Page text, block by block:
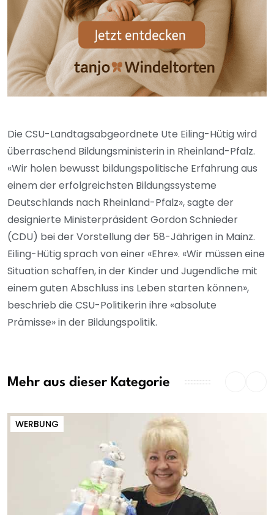
Die CSU-Landtagsabgeordnete Ute Eiling-Hütig wird
überraschend Bildungsministerin in Rheinland-Pfalz.
«Wir holen bewusst bildungspolitische Erfahrung aus
einem der erfolgreichsten Bildungssysteme
Deutschlands nach Rheinland-Pfalz», sagte der
designierte Ministerpräsident Gordon Schnieder
(CDU) bei der Vorstellung der 58-Jährigen in Mainz.
Eiling-Hütig sprach von einer «Ehre». «Wir müssen eine
Situation schaffen, in der Kinder und Jugendliche mit
einem guten Abschluss ins Leben starten können»,
beschrieb die CSU-Politikerin ihre «absolute
Prämisse» in der Bildungspolitik.
Mehr aus dieser Kategorie
WERBUNG